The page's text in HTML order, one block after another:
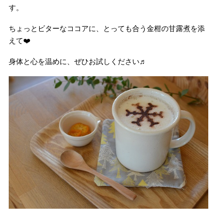
す。
ちょっとビターなココアに、とっても合う金柑の甘露煮を添
えて❤️
身体と心を温めに、ぜひお試しください♬